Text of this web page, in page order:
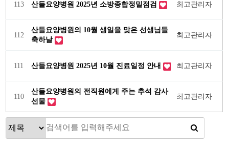
113 산들요양병원 2025년 소방종합정밀점검 최고관리자
112
산들요양병원의 10월 생일을 맞은 선생님들
축하날
최고관리자
111 산들요양병원 2025년 10월 진료일정 안내 최고관리자
110
산들요양병원의 전직원에게 주는 추석 감사
선물
최고관리자